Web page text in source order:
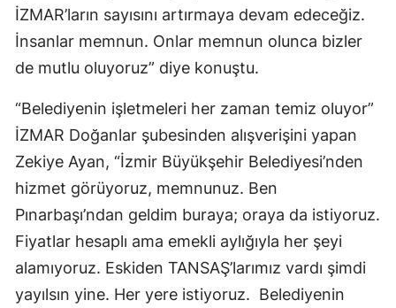
İZMAR’ların sayısını artırmaya devam edeceğiz.
İnsanlar memnun. Onlar memnun olunca bizler
de mutlu oluyoruz” diye konuştu.
“Belediyenin işletmeleri her zaman temiz oluyor”
İZMAR Doğanlar şubesinden alışverişini yapan
Zekiye Ayan, “İzmir Büyükşehir Belediyesi’nden
hizmet görüyoruz, memnunuz. Ben
Pınarbaşı’ndan geldim buraya; oraya da istiyoruz.
Fiyatlar hesaplı ama emekli aylığıyla her şeyi
alamıyoruz. Eskiden TANSAŞ’larımız vardı şimdi
yayılsın yine. Her yere istiyoruz. Belediyenin